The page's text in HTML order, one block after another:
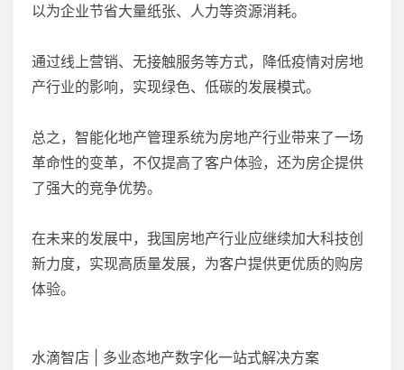
以为企业节省大量纸张、人力等资源消耗。
通过线上营销、无接触服务等方式，降低疫情对房地
产行业的影响，实现绿色、低碳的发展模式。
总之，智能化地产管理系统为房地产行业带来了一场
革命性的变革，不仅提高了客户体验，还为房企提供
了强大的竞争优势。
在未来的发展中，我国房地产行业应继续加大科技创
新力度，实现高质量发展，为客户提供更优质的购房
体验。
水滴智店 | 多业态地产数字化一站式解决方案